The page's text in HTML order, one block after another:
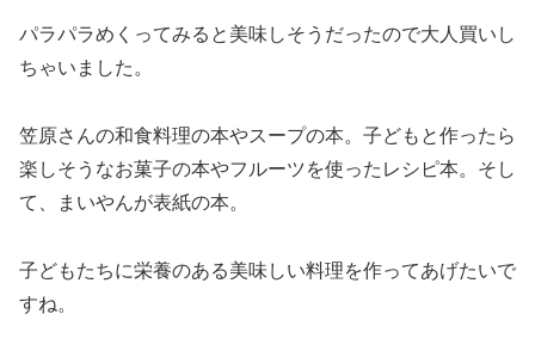
パラパラめくってみると美味しそうだったので大人買いし
ちゃいました。
笠原さんの和食料理の本やスープの本。子どもと作ったら
楽しそうなお菓子の本やフルーツを使ったレシピ本。そし
て、まいやんが表紙の本。
子どもたちに栄養のある美味しい料理を作ってあげたいで
すね。